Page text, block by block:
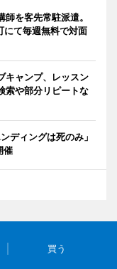
を客先常駐派遣。
て毎週無料で対面
キャンプ、レッスン
や部分リピートな
ディングは死のみ」
催
買う